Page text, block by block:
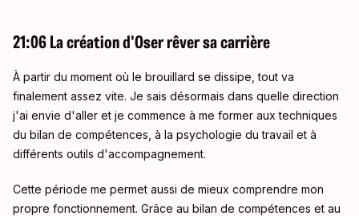
21:06 La création d'Oser rêver sa carrière
À partir du moment où le brouillard se dissipe, tout va
finalement assez vite. Je sais désormais dans quelle direction
j'ai envie d'aller et je commence à me former aux techniques
du bilan de compétences, à la psychologie du travail et à
différents outils d'accompagnement.
Cette période me permet aussi de mieux comprendre mon
propre fonctionnement. Grâce au bilan de compétences et au